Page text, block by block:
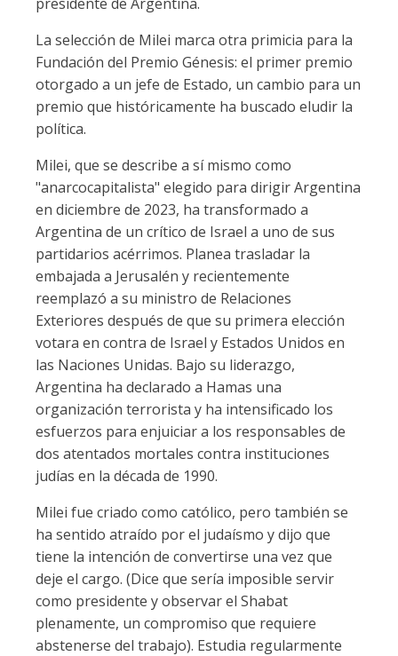
La selección de Milei marca otra primicia para la
Fundación del Premio Génesis: el primer premio
otorgado a un jefe de Estado, un cambio para un
premio que históricamente ha buscado eludir la
política.
Milei, que se describe a sí mismo como
"anarcocapitalista" elegido para dirigir Argentina
en diciembre de 2023, ha transformado a
Argentina de un crítico de Israel a uno de sus
partidarios acérrimos. Planea trasladar la
embajada a Jerusalén y recientemente
reemplazó a su ministro de Relaciones
Exteriores después de que su primera elección
votara en contra de Israel y Estados Unidos en
las Naciones Unidas. Bajo su liderazgo,
Argentina ha declarado a Hamas una
organización terrorista y ha intensificado los
esfuerzos para enjuiciar a los responsables de
dos atentados mortales contra instituciones
judías en la década de 1990.
Milei fue criado como católico, pero también se
ha sentido atraído por el judaísmo y dijo que
tiene la intención de convertirse una vez que
deje el cargo. (Dice que sería imposible servir
como presidente y observar el Shabat
plenamente, un compromiso que requiere
abstenerse del trabajo). Estudia regularmente